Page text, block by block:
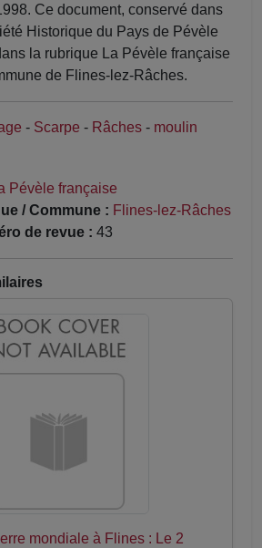
Ce document, conservé dans
Historique du Pays de Pévèle
la rubrique La Pévèle française
de Flines-lez-Râches.
- Scarpe - Râches - moulin
Pévèle française
/ Commune : Flines-lez-Râches
de revue : 43
mondiale à Flines : Le 2